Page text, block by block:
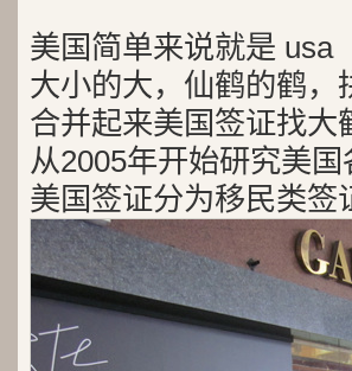
美国简单来说就是 usa
大小的大，仙鹤的鹤，
合并起来美国签证找大
从2005年开始研究美
美国签证分为移民类